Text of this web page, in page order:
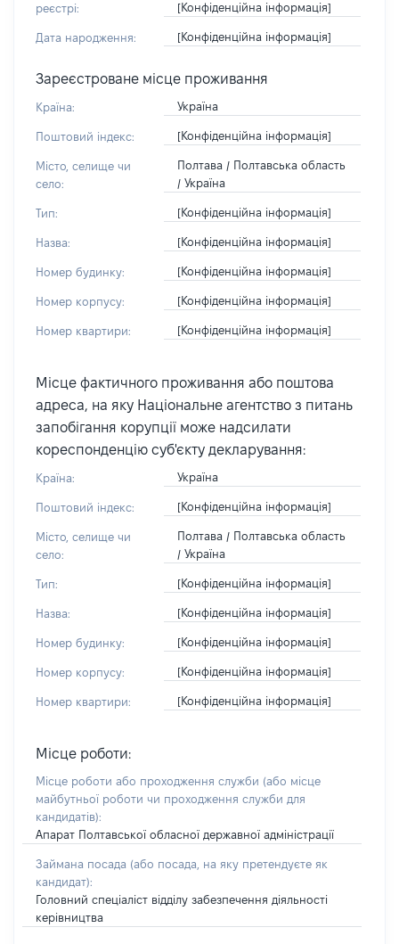
реєстрі:
[Конфіденційна інформація]
Дата народження: [Конфіденційна інформація]
Зареєстроване місце проживання
Країна: Україна
Поштовий індекс: [Конфіденційна інформація]
Місто, селище чи
село:
Полтава / Полтавська область
/ Україна
Тип: [Конфіденційна інформація]
Назва: [Конфіденційна інформація]
Номер будинку: [Конфіденційна інформація]
Номер корпусу: [Конфіденційна інформація]
Номер квартири: [Конфіденційна інформація]
Місце фактичного проживання або поштова
адреса, на яку Національне агентство з питань
запобігання корупції може надсилати
кореспонденцію суб'єкту декларування:
Країна: Україна
Поштовий індекс: [Конфіденційна інформація]
Місто, селище чи
село:
Полтава / Полтавська область
/ Україна
Тип: [Конфіденційна інформація]
Назва: [Конфіденційна інформація]
Номер будинку: [Конфіденційна інформація]
Номер корпусу: [Конфіденційна інформація]
Номер квартири: [Конфіденційна інформація]
Місце роботи:
Місце роботи або проходження служби (або місце
майбутньої роботи чи проходження служби для
кандидатів):
Апарат Полтавської обласної державної адміністрації
Займана посада (або посада, на яку претендуєте як
кандидат):
Головний спеціаліст відділу забезпечення діяльності
керівництва